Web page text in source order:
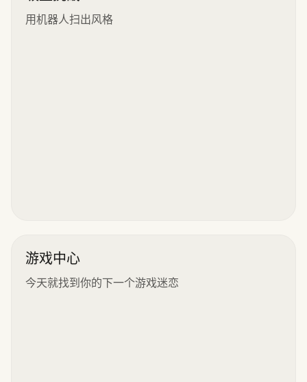
用机器人扫出风格
游戏中心
今天就找到你的下一个游戏迷恋